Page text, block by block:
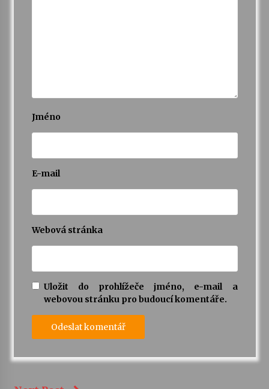
Jméno
E-mail
Webová stránka
Uložit do prohlížeče jméno, e-mail a
webovou stránku pro budoucí komentáře.